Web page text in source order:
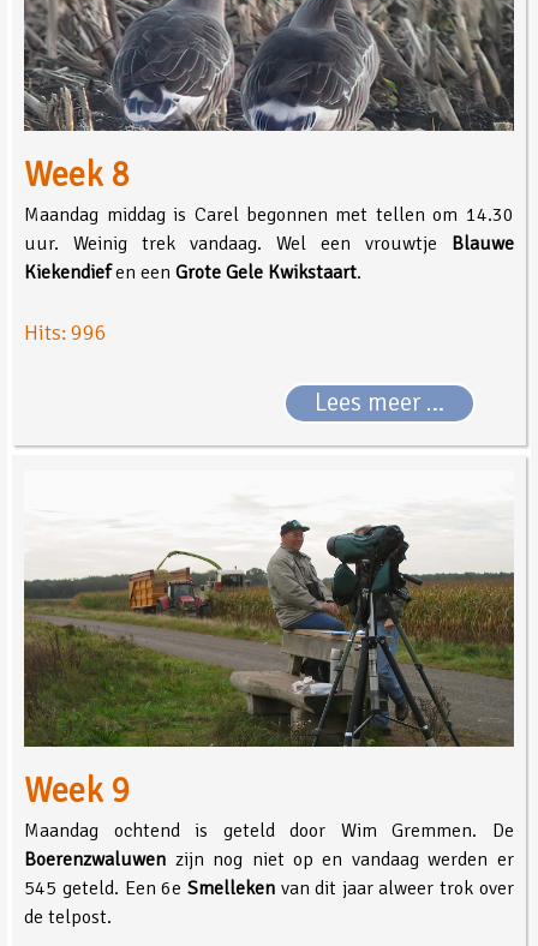
Week 8
Maandag middag is Carel begonnen met tellen om 14.30
uur. Weinig trek vandaag. Wel een vrouwtje Blauwe
Kiekendiefen eenGrote Gele Kwikstaart.
Hits: 996
Lees meer …
Week 9
Maandag ochtend is geteld door Wim Gremmen. De
Boerenzwaluwen zijn nog niet op en vandaag werden er
545 geteld. Een 6e Smellekenvan dit jaar alweer trok over
de telpost.